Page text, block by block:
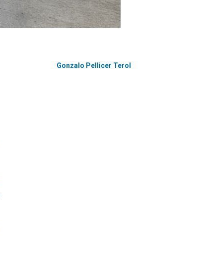
Gonzalo Pellicer Terol